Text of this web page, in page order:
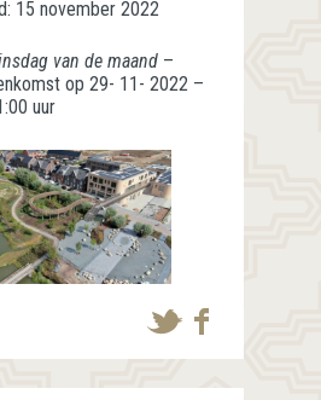
15 november 2022
van de maand –
op 29- 11- 2022 –
uur